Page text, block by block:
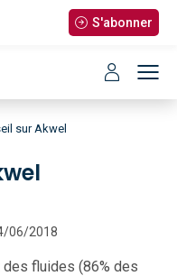
S'abonner
sur Akwel
06/2018
fluides (86% des